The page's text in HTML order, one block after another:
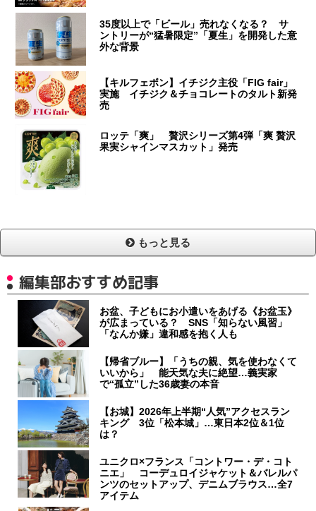
35度以上で「ビール」売れなくなる？ サ
ントリーが“猛暑限定”「夏生」を開発した意
外な背景
【キルフェボン】イチジク主役「FIG fair」
実施 イチジク＆チョコレートのタルト新発
売
ロッテ「爽」 贅沢シリーズ第4弾「爽 贅沢
果実シャインマスカット」発売
もっと見る
編集部おすすめ記事
お盆、子どもにお小遣いをあげる《お盆玉》
が広まっている？ SNS「知らない風習」
「なんか嫌」違和感を抱く人も
【帰省ブルー】「うちの親、気を使わなくて
いいから」 能天気な夫に絶望…義実家
で“孤立”した36歳妻の本音
【お城】2026年上半期“人気”アクセスラン
キング 3位「松本城」…東日本2位＆1位
は？
ユニクロ×フランス「コントワー・デ・コト
ニエ」 コーデュロイジャケット＆バレルパ
ンツのセットアップ、デニムブラウス…全7
アイテム